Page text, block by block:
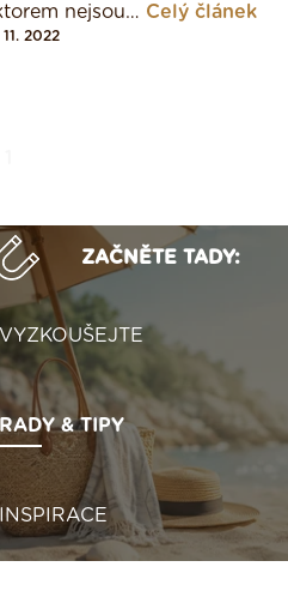
nejsou… Celý článek
2022
ZAČNĚTE TADY:
VYZKOUŠEJTE
RADY & TIPY
INSPIRACE
seženeme! ›